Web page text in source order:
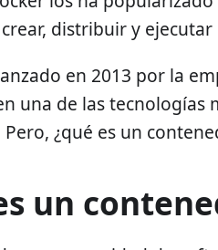
distribuir y
en 2013 por la
una de las tecnologías
¿qué es un
un